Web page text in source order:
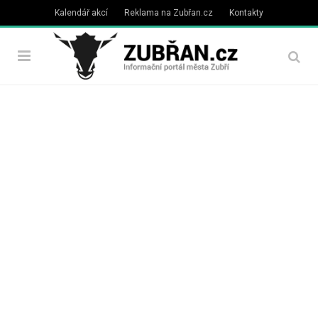
Kalendář akcí Reklama na Zubřan.cz Kontakty